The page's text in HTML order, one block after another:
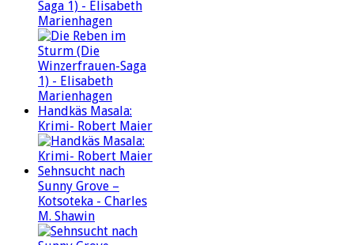
Saga 1) - Elisabeth
Marienhagen
Handkäs Masala:
Krimi- Robert Maier
Sehnsucht nach
Sunny Grove –
Kotsoteka - Charles
M. Shawin